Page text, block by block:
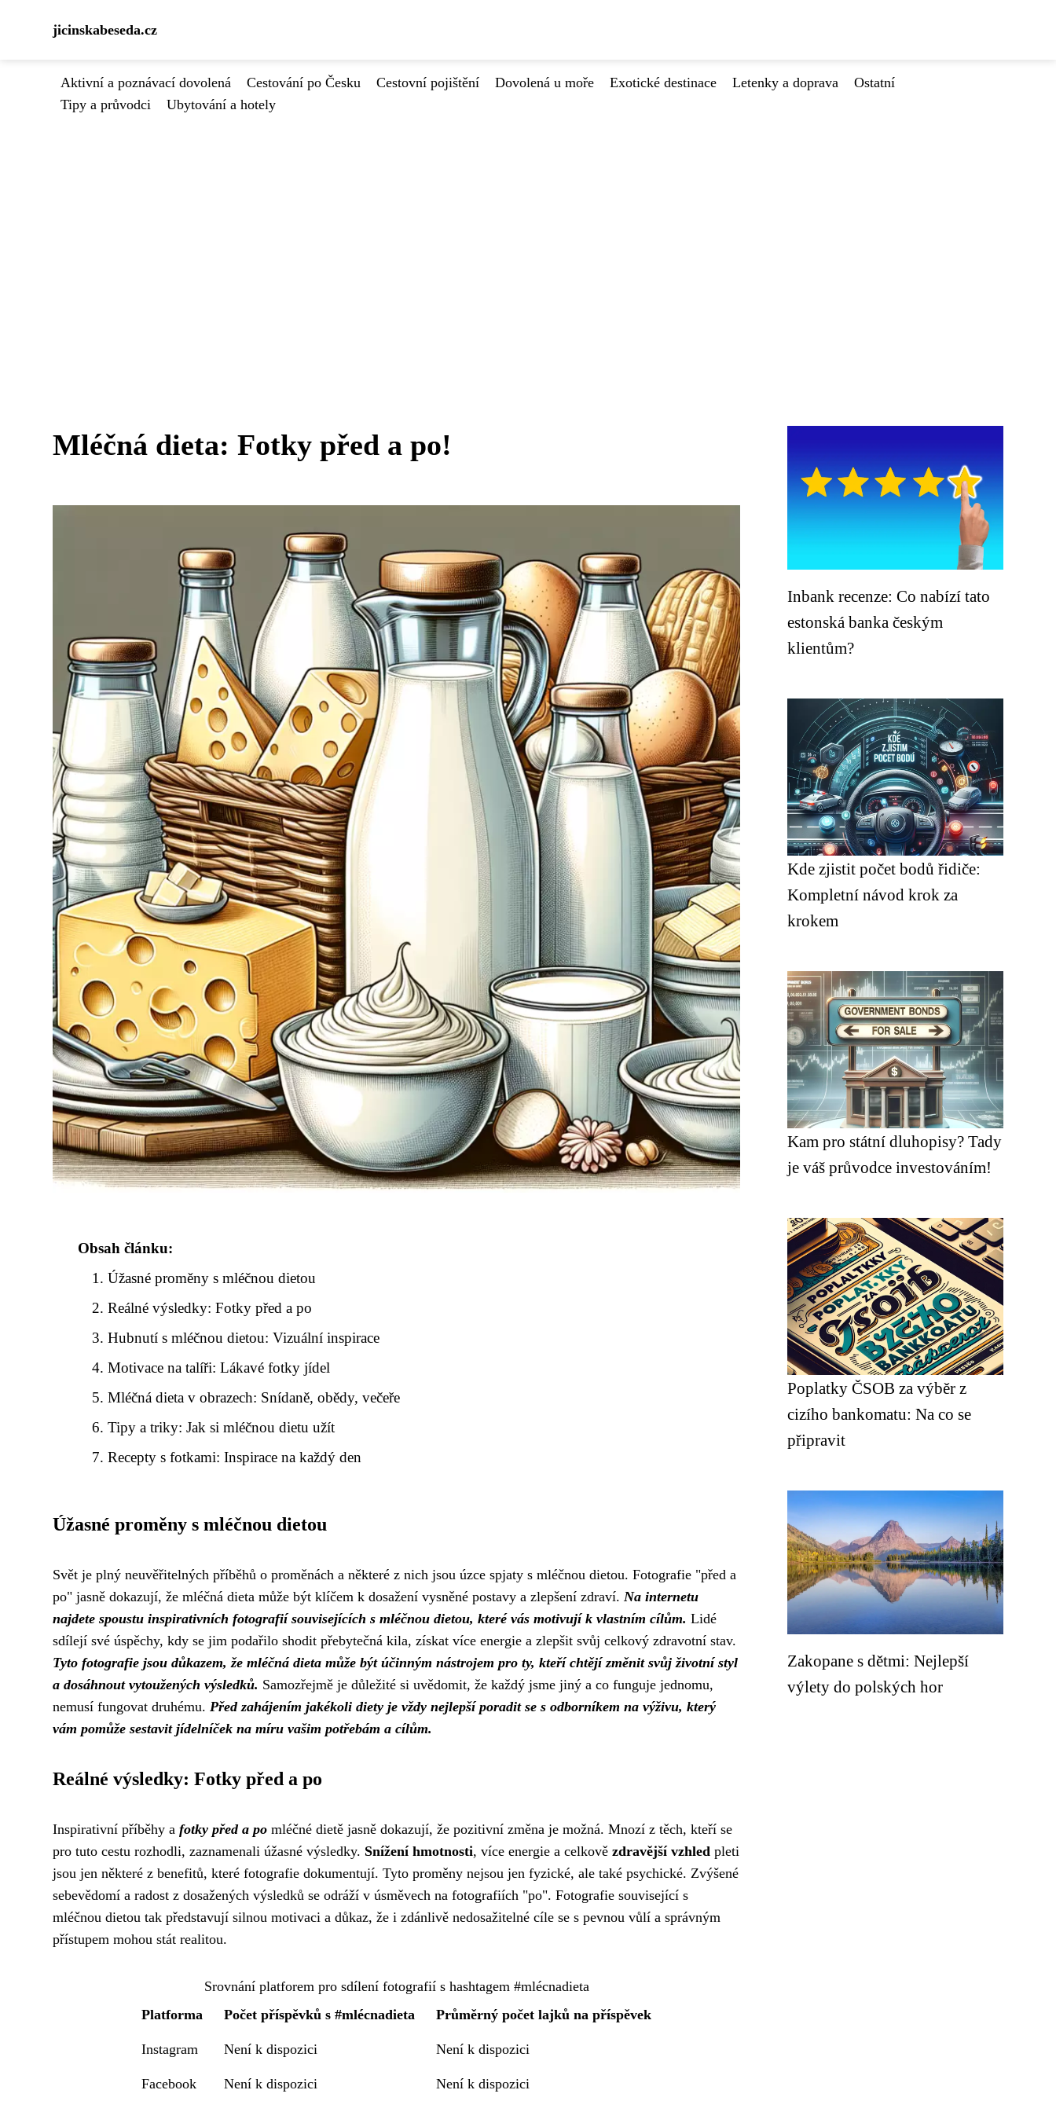
jicinskabeseda.cz
Aktivní a poznávací dovolená Cestování po Česku Cestovní pojištění Dovolená u moře Exotické destinace Letenky a doprava
Ostatní
Tipy a průvodci
Ubytování a hotely
Mléčná dieta: Fotky před a po!
Obsah článku:
Úžasné proměny s mléčnou dietou
Reálné výsledky: Fotky před a po
Hubnutí s mléčnou dietou: Vizuální inspirace
Motivace na talíři: Lákavé fotky jídel
Mléčná dieta v obrazech: Snídaně, obědy, večeře
Tipy a triky: Jak si mléčnou dietu užít
Recepty s fotkami: Inspirace na každý den
Úžasné proměny s mléčnou dietou
Svět je plný neuvěřitelných příběhů o proměnách a některé z nich jsou úzce spjaty s mléčnou dietou. Fotografie "před a
po" jasně dokazují, že mléčná dieta může být klíčem k dosažení vysněné postavy a zlepšení zdraví. Na internetu
najdete spoustu inspirativních fotografií souvisejících s mléčnou dietou, které vás motivují k vlastním cílům. Lidé
sdílejí své úspěchy, kdy se jim podařilo shodit přebytečná kila, získat více energie a zlepšit svůj celkový zdravotní stav.
Tyto fotografie jsou důkazem, že mléčná dieta může být účinným nástrojem pro ty, kteří chtějí změnit svůj životní styl
a dosáhnout vytoužených výsledků. Samozřejmě je důležité si uvědomit, že každý jsme jiný a co funguje jednomu,
nemusí fungovat druhému. Před zahájením jakékoli diety je vždy nejlepší poradit se s odborníkem na výživu, který
vám pomůže sestavit jídelníček na míru vašim potřebám a cílům.
Reálné výsledky: Fotky před a po
Inspirativní příběhy a fotky před a po mléčné dietě jasně dokazují, že pozitivní změna je možná. Mnozí z těch, kteří se
pro tuto cestu rozhodli, zaznamenali úžasné výsledky. Snížení hmotnosti, více energie a celkově zdravější vzhled pleti
jsou jen některé z benefitů, které fotografie dokumentují. Tyto proměny nejsou jen fyzické, ale také psychické. Zvýšené
sebevědomí a radost z dosažených výsledků se odráží v úsměvech na fotografiích "po". Fotografie související s
mléčnou dietou tak představují silnou motivaci a důkaz, že i zdánlivě nedosažitelné cíle se s pevnou vůlí a správným
přístupem mohou stát realitou.
Srovnání platforem pro sdílení fotografií s hashtagem #mlécnadieta
Platforma
Počet příspěvků s #mlécnadieta Průměrný počet lajků na příspěvek
Instagram Není k dispozici Není k dispozici
Facebook Není k dispozici Není k dispozici
Inbank recenze: Co nabízí tato
estonská banka českým
klientům?
Kde zjistit počet bodů řidiče:
Kompletní návod krok za
krokem
Kam pro státní dluhopisy? Tady
je váš průvodce investováním!
Poplatky ČSOB za výběr z
cizího bankomatu: Na co se
připravit
Zakopane s dětmi: Nejlepší
výlety do polských hor